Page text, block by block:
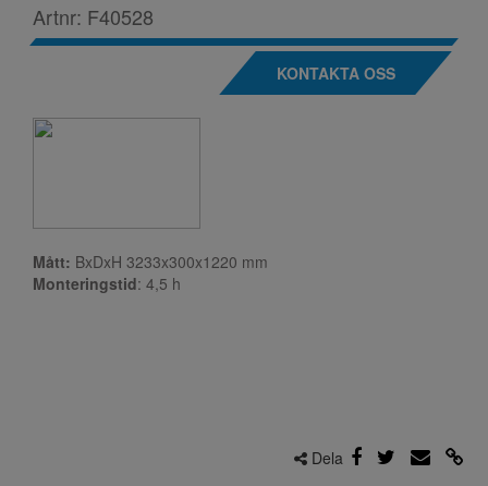
Artnr: F40528
KONTAKTA OSS
Mått: BxDxH 3233x300x1220 mm
Monteringstid: 4,5 h
Dela